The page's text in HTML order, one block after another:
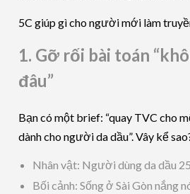
5C giúp gì cho người mới làm
1. Gỡ rối bài toán
đâu”
Bạn có một brief: “quay TVC cho
dành cho người da dầu”. Vây kể
Nhân vật: Người dùng da dầu
Bối cảnh: Sống ở Sài Gòn nắng